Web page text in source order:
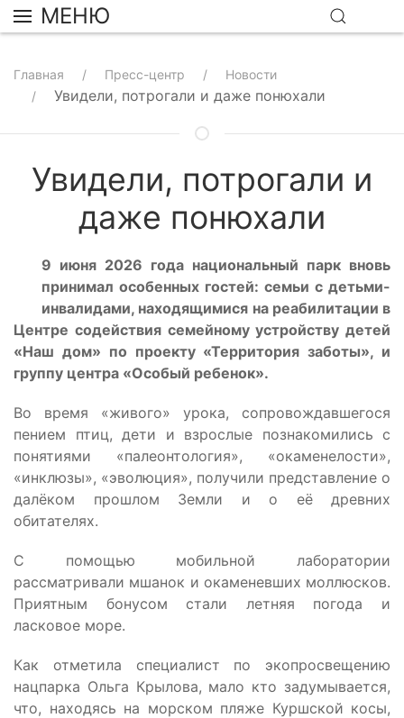
МЕНЮ
Главная Пресс-центр Новости
Увидели, потрогали и даже понюхали
Увидели, потрогали и
даже понюхали
9 июня 2026 года национальный парк вновь
принимал особенных гостей: семьи с детьми-
инвалидами, находящимися на реабилитации в
Центре содействия семейному устройству детей
«Наш дом» по проекту «Территория заботы», и
группу центра «Особый ребенок».
Во время «живого» урока, сопровождавшегося
пением птиц, дети и взрослые познакомились с
понятиями «палеонтология», «окаменелости»,
«инклюзы», «эволюция», получили представление о
далёком прошлом Земли и о её древних
обитателях.
С помощью мобильной лаборатории
рассматривали мшанок и окаменевших моллюсков.
Приятным бонусом стали летняя погода и
ласковое море.
Как отметила специалист по экопросвещению
нацпарка Ольга Крылова, мало кто задумывается,
что, находясь на морском пляже Куршской косы,